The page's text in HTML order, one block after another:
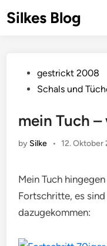
toSilkes Blog
Postedgestrickt 2008
Schals und
mein Tuch
by Silke • 12. Oktober
Mein Tuch
Fortschritte, es
dazugekommen: